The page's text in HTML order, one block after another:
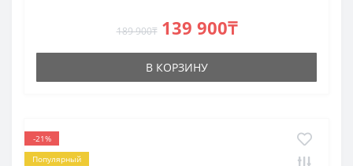
189 900₸ 139 900₸
В КОРЗИНУ
-21%
Популярный